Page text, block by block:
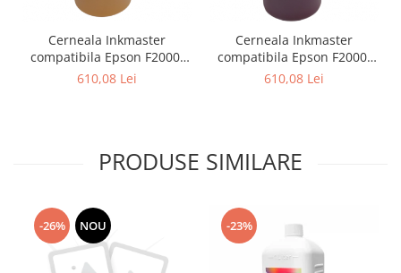
Cerneala Inkmaster
compatibila Epson F2000,
F2100 - DTG Yellow,
610,08 Lei
Cerneala Inkmaster
compatibila Epson F2000,
F2100 - DTG Magenta,
610,08 Lei
PRODUSE SIMILARE
-26% NOU -23%